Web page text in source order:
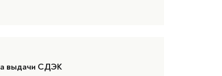
выдачи СДЭК